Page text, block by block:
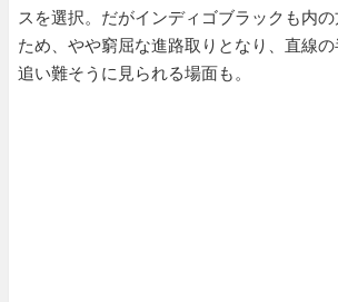
スを選択。だがインディゴブラックも内
ため、やや窮屈な進路取りとなり、直線
追い難そうに見られる場面も。